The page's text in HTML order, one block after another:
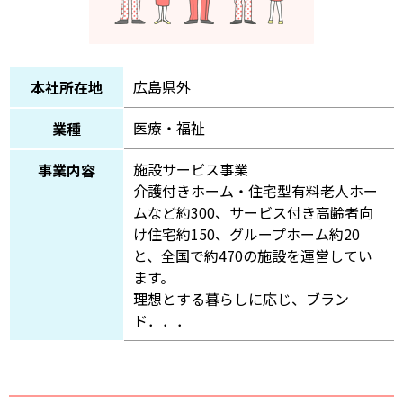
本社所在地
広島県外
業種
医療・福祉
事業内容
施設サービス事業
介護付きホーム・住宅型有料老人ホー
ムなど約300、サービス付き高齢者向
け住宅約150、グループホーム約20
と、全国で約470の施設を運営してい
ます。
理想とする暮らしに応じ、ブラン
ド．．．